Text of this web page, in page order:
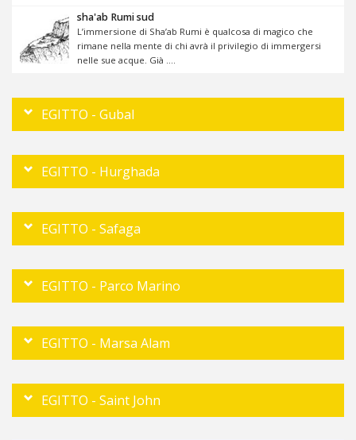
sha'ab Rumi sud
L’immersione di Sha’ab Rumi è qualcosa di magico che
rimane nella mente di chi avrà il privilegio di immergersi
nelle sue acque. Già ....
EGITTO - Gubal
EGITTO - Hurghada
EGITTO - Safaga
EGITTO - Parco Marino
EGITTO - Marsa Alam
EGITTO - Saint John